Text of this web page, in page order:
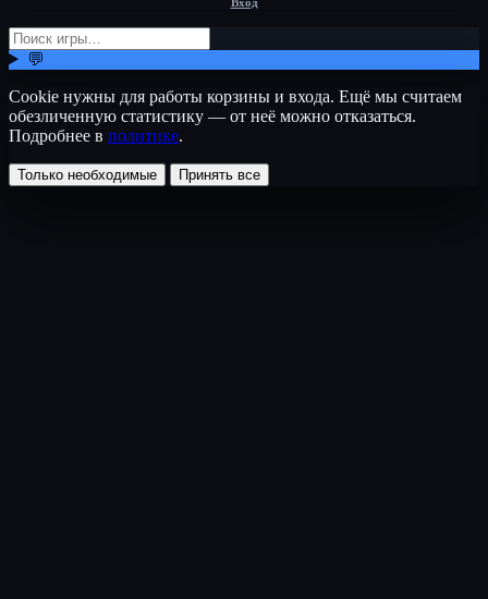
💬
Cookie нужны для работы корзины и входа. Ещё мы считаем
обезличенную статистику — от неё можно отказаться.
Подробнее в политике.
Только необходимые Принять все